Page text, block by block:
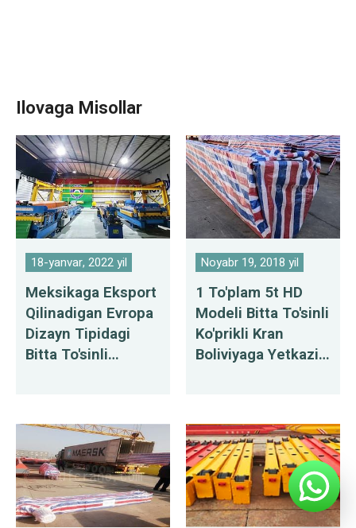
Ilovaga Misollar
18-yanvar, 2022 yil
Meksikaga Eksport
Qilinadigan Evropa
Dizayn Tipidagi
Bitta To'sinli
Noyabr 19, 2018 yil
1 To'plam 5t HD
Modeli Bitta To'sinli
Ko'prikli Kran
Boliviyaga Yetkazib